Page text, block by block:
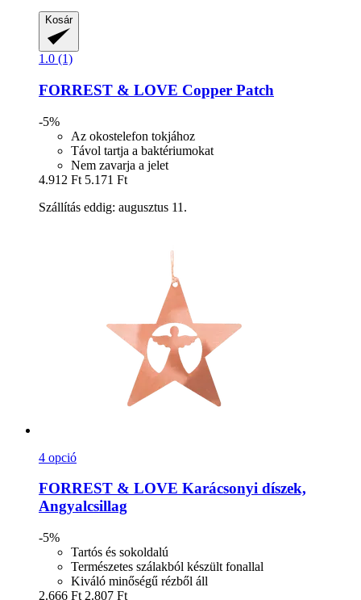
Kosár
1.0 (1)
FORREST & LOVE Copper Patch
-5%
Az okostelefon tokjához
Távol tartja a baktériumokat
Nem zavarja a jelet
4.912 Ft 5.171 Ft
Szállítás eddig: augusztus 11.
4 opció
FORREST & LOVE Karácsonyi díszek,
Angyalcsillag
-5%
Tartós és sokoldalú
Természetes szálakból készült fonallal
Kiváló minőségű rézből áll
2.666 Ft 2.807 Ft